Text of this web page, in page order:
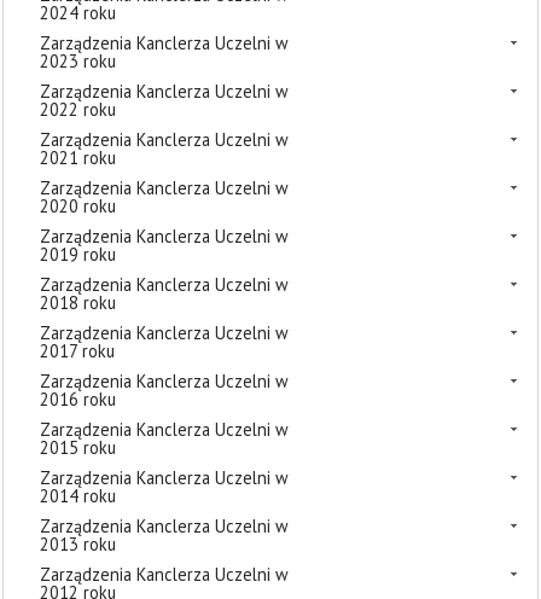
2024 roku
Zarządzenia Kanclerza Uczelni w
2023 roku
Zarządzenia Kanclerza Uczelni w
2022 roku
Zarządzenia Kanclerza Uczelni w
2021 roku
Zarządzenia Kanclerza Uczelni w
2020 roku
Zarządzenia Kanclerza Uczelni w
2019 roku
Zarządzenia Kanclerza Uczelni w
2018 roku
Zarządzenia Kanclerza Uczelni w
2017 roku
Zarządzenia Kanclerza Uczelni w
2016 roku
Zarządzenia Kanclerza Uczelni w
2015 roku
Zarządzenia Kanclerza Uczelni w
2014 roku
Zarządzenia Kanclerza Uczelni w
2013 roku
Zarządzenia Kanclerza Uczelni w
2012 roku